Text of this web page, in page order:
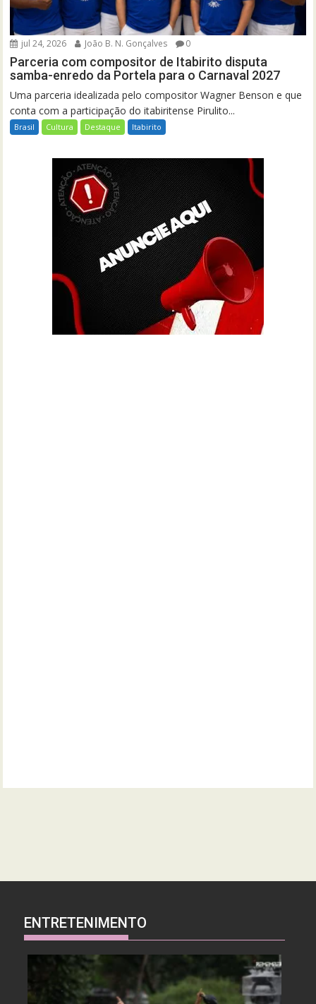
jul 24, 2026 João B. N. Gonçalves 0
Parceria com compositor de Itabirito disputa
samba-enredo da Portela para o Carnaval 2027
Uma parceria idealizada pelo compositor Wagner Benson e que
conta com a participação do itabiritense Pirulito...
Brasil Cultura Destaque Itabirito
ENTRETENIMENTO